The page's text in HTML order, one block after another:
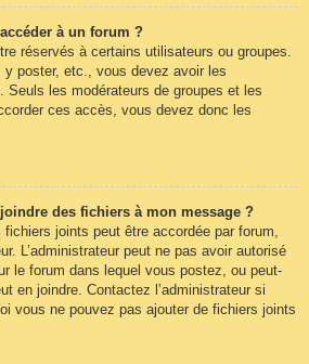
à un forum ?
réservés à certains utilisateurs ou groupes.
y poster, etc., vous devez avoir les
Seuls les modérateurs de groupes et les
ces accès, vous devez donc les
des fichiers à mon message ?
fichiers joints peut être accordée par forum,
L’administrateur peut ne pas avoir autorisé
le forum dans lequel vous postez, ou peut-
en joindre. Contactez l’administrateur si
vous ne pouvez pas ajouter de fichiers joints